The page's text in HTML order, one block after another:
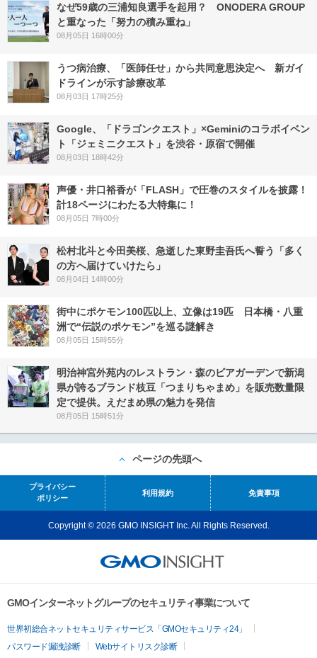
なぜ59歳の三浦知良選手を起用？ ONODERA GROUP
と重なった「努力の積み重ね」
08月05日 16時00分
うつ病治療、「医師任せ」から共同意思決定へ 新ガイ
ドラインが示す診療改革
08月03日 17時25分
Google、「ドラゴンクエスト」×Geminiのコラボイベン
ト「ジェミニクエスト」を渋谷・原宿で開催
08月03日 18時42分
声優・井口裕香が「FLASH」で圧巻のスタイルを披露！
計18ページにわたる大特集に！
08月05日 7時00分
松村北斗と今田美桜、急逝した東野圭吾氏へ誓う「多く
の方へ届けていけたら」
08月04日 14時00分
街中にポケモン100匹以上、立像は19匹 日本橋・八重
洲で“伝説のポケモン”を巡る謎解き
08月05日 15時55分
明治神宮外苑内のレストラン・森のビアガーデンで新潟
県が誇るブランド枝豆「つまりちゃまめ」を販売数量限
定で提供。えだまめ県の魅力を発信
08月05日 15時51分
ページの先頭へ
プライバシー
ポリシー
利用規約 免責事項
Copyright © 2026 GMO INSIGHT Inc. All Rights Reserved.
GMOインターネットグループのセキュリティ事業について
世界初総合ネットセキュリティサービス「GMOセキュリティ24」
パスワード漏洩診断
Webサイトリスク診断